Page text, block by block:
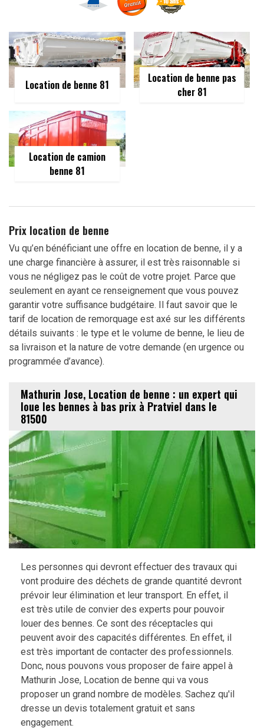
Location de benne 81
Location de benne pas
cher 81
Location de camion
benne 81
Prix location de benne
Vu qu’en bénéficiant une offre en location de benne, il y a
une charge financière à assurer, il est très raisonnable si
vous ne négligez pas le coût de votre projet. Parce que
seulement en ayant ce renseignement que vous pouvez
garantir votre suffisance budgétaire. Il faut savoir que le
tarif de location de remorquage est axé sur les différents
détails suivants : le type et le volume de benne, le lieu de
sa livraison et la nature de votre demande (en urgence ou
programmée d’avance).
Mathurin Jose, Location de benne : un expert qui
loue les bennes à bas prix à Pratviel dans le
81500
Les personnes qui devront effectuer des travaux qui
vont produire des déchets de grande quantité devront
prévoir leur élimination et leur transport. En effet, il
est très utile de convier des experts pour pouvoir
louer des bennes. Ce sont des réceptacles qui
peuvent avoir des capacités différentes. En effet, il
est très important de contacter des professionnels.
Donc, nous pouvons vous proposer de faire appel à
Mathurin Jose, Location de benne qui va vous
proposer un grand nombre de modèles. Sachez qu'il
dresse un devis totalement gratuit et sans
engagement.